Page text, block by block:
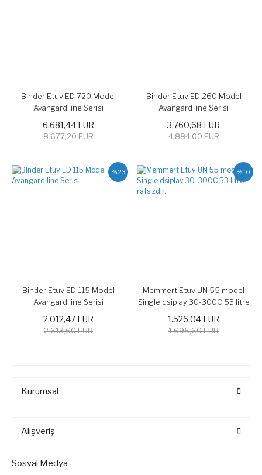
Binder Etüv ED 720 Model
Avangard line Serisi
6.681,44 EUR
8.677,20 EUR
Binder Etüv ED 260 Model
Avangard line Serisi
3.760,68 EUR
4.884,00 EUR
%23
Binder Etüv ED 115 Model
Avangard line Serisi
2.012,47 EUR
2.613,60 EUR
%10
Memmert Etüv UN 55 model
Single dsiplay 30-300C 53 litre
1.526,04 EUR
1.695,60 EUR
Kurumsal
Alışveriş
Sosyal Medya